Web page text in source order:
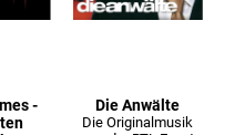
-
Die Anwälte
Die Originalmusik